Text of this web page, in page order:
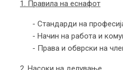
1. Правила на еснафот
- Стандарди на
- Начин на работа и
- Права и обврски на